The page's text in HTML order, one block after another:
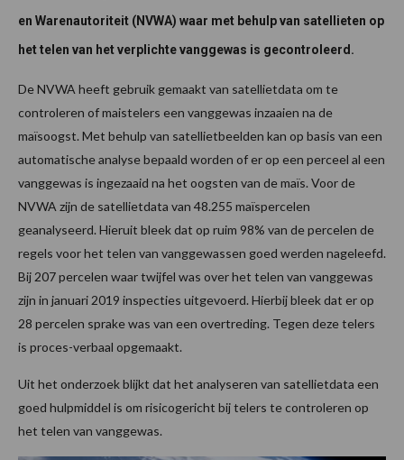
en Warenautoriteit (NVWA) waar met behulp van satellieten op
het telen van het verplichte vanggewas is gecontroleerd.
De NVWA heeft gebruik gemaakt van satellietdata om te
controleren of maistelers een vanggewas inzaaien na de
maïsoogst. Met behulp van satellietbeelden kan op basis van een
automatische analyse bepaald worden of er op een perceel al een
vanggewas is ingezaaid na het oogsten van de maïs. Voor de
NVWA zijn de satellietdata van 48.255 maïspercelen
geanalyseerd. Hieruit bleek dat op ruim 98% van de percelen de
regels voor het telen van vanggewassen goed werden nageleefd.
Bij 207 percelen waar twijfel was over het telen van vanggewas
zijn in januari 2019 inspecties uitgevoerd. Hierbij bleek dat er op
28 percelen sprake was van een overtreding. Tegen deze telers
is proces-verbaal opgemaakt.
Uit het onderzoek blijkt dat het analyseren van satellietdata een
goed hulpmiddel is om risicogericht bij telers te controleren op
het telen van vanggewas.